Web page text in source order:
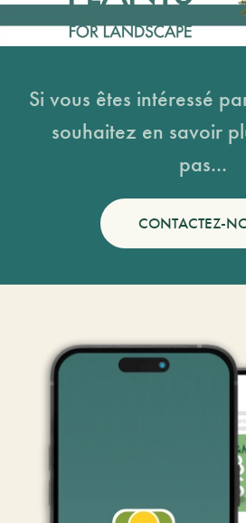
Si vous êtes intéressé
souhaitez en savoir
pas...
CONTACTEZ-